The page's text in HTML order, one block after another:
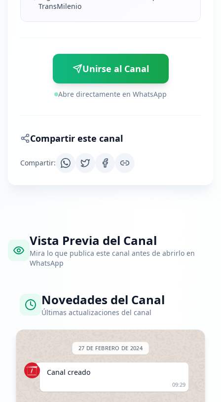
TransMilenio
Unirse al Canal
Abre directamente en WhatsApp
Compartir este canal
Compartir:
Vista Previa del Canal
Mira lo que publica este canal antes de abrirlo en
WhatsApp
Novedades del Canal
Últimas actualizaciones del canal
27 DE FEBRERO DE 2024
Canal creado
09:29